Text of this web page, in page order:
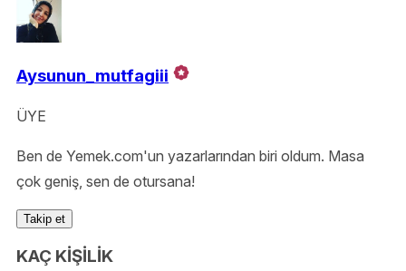
Aysunun_mutfagiii
ÜYE
Ben de Yemek.com'un yazarlarından biri oldum. Masa
çok geniş, sen de otursana!
Takip et
KAÇ KİŞİLİK